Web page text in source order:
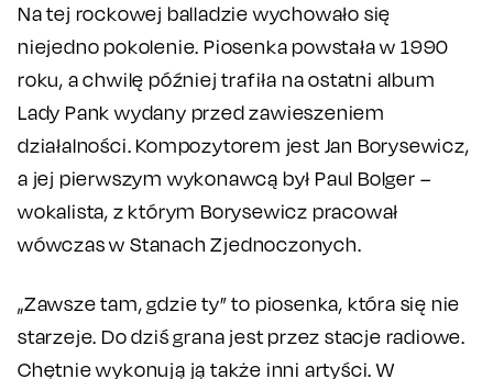
Na tej rockowej balladzie wychowało się
niejedno pokolenie. Piosenka powstała w 1990
roku, a chwilę później trafiła na ostatni album
Lady Pank wydany przed zawieszeniem
działalności. Kompozytorem jest Jan Borysewicz,
a jej pierwszym wykonawcą był Paul Bolger –
wokalista, z którym Borysewicz pracował
wówczas w Stanach Zjednoczonych.
„Zawsze tam, gdzie ty” to piosenka, która się nie
starzeje. Do dziś grana jest przez stacje radiowe.
Chętnie wykonują ją także inni artyści. W